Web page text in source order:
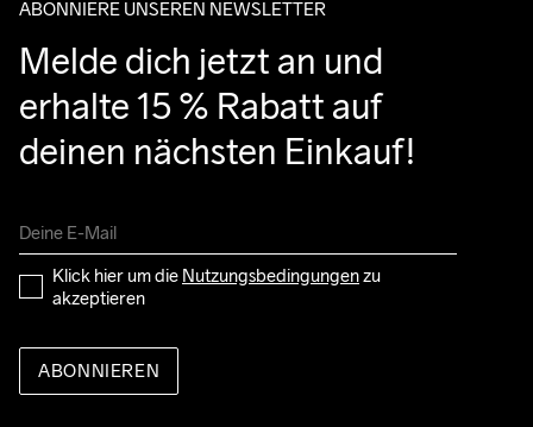
ABONNIERE UNSEREN NEWSLETTER
Melde dich jetzt an und
erhalte 15 % Rabatt auf
deinen nächsten Einkauf!
Klick hier um die Nutzungsbedingungen zu
akzeptieren
ABONNIEREN